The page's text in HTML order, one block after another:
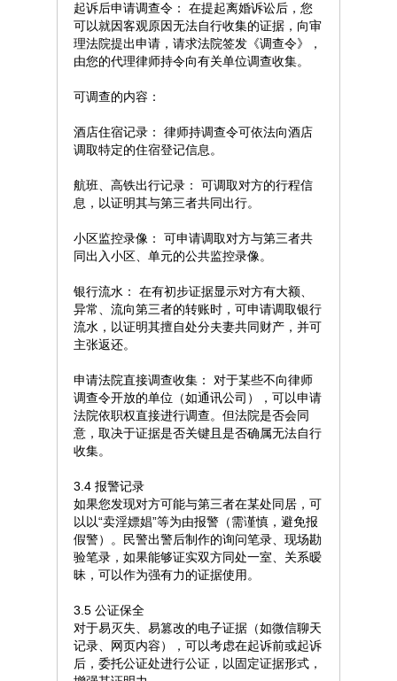
起诉后申请调查令： 在提起离婚诉讼后，您
可以就因客观原因无法自行收集的证据，向审
理法院提出申请，请求法院签发《调查令》，
由您的代理律师持令向有关单位调查收集。
可调查的内容：
酒店住宿记录： 律师持调查令可依法向酒店
调取特定的住宿登记信息。
航班、高铁出行记录： 可调取对方的行程信
息，以证明其与第三者共同出行。
小区监控录像： 可申请调取对方与第三者共
同出入小区、单元的公共监控录像。
银行流水： 在有初步证据显示对方有大额、
异常、流向第三者的转账时，可申请调取银行
流水，以证明其擅自处分夫妻共同财产，并可
主张返还。
申请法院直接调查收集： 对于某些不向律师
调查令开放的单位（如通讯公司），可以申请
法院依职权直接进行调查。但法院是否会同
意，取决于证据是否关键且是否确属无法自行
收集。
3.4 报警记录
如果您发现对方可能与第三者在某处同居，可
以以“卖淫嫖娼”等为由报警（需谨慎，避免报
假警）。民警出警后制作的询问笔录、现场勘
验笔录，如果能够证实双方同处一室、关系暧
昧，可以作为强有力的证据使用。
3.5 公证保全
对于易灭失、易篡改的电子证据（如微信聊天
记录、网页内容），可以考虑在起诉前或起诉
后，委托公证处进行公证，以固定证据形式，